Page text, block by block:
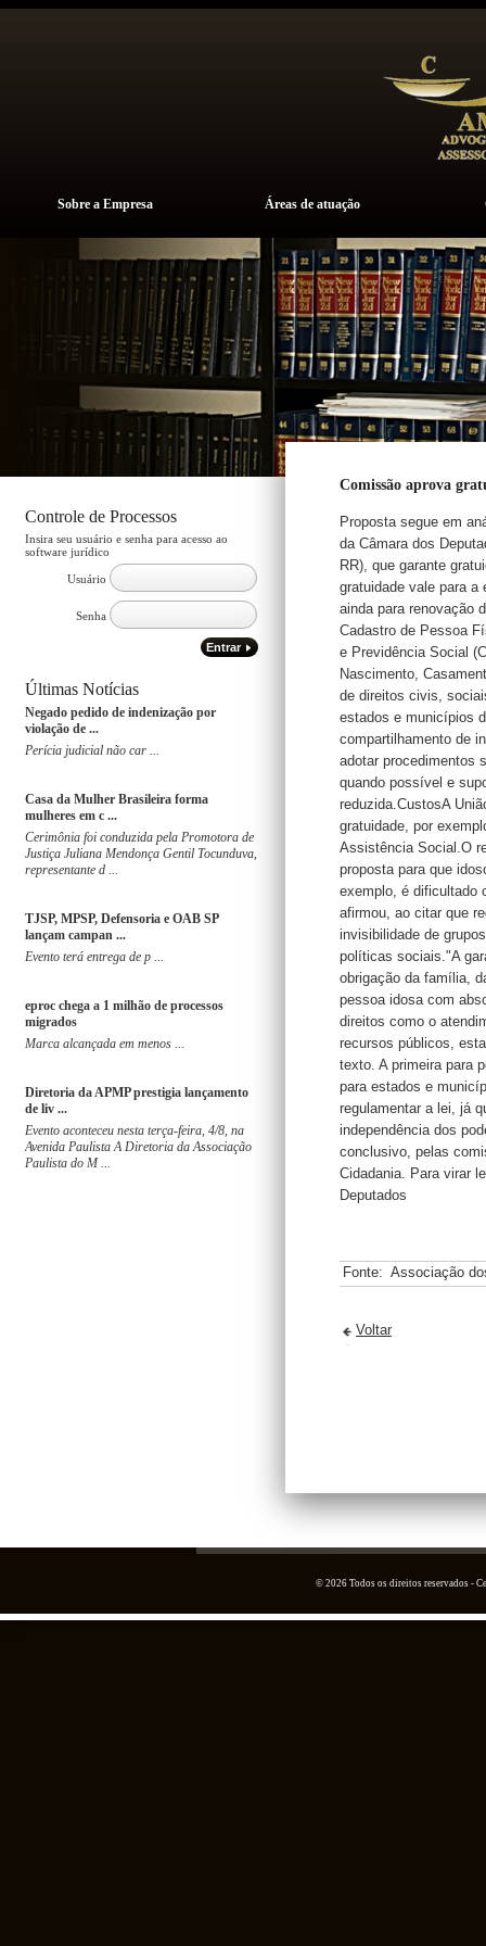
Sobre a Empresa Áreas de atuação
Controle de Processos
Insira seu usuário e senha para acesso ao
software jurídico
Usuário
Senha
Entrar
Últimas Notícias
Negado pedido de indenização por
violação de ...
Perícia judicial não car ...
Casa da Mulher Brasileira forma
mulheres em c ...
Cerimônia foi conduzida pela Promotora de
Justiça Juliana Mendonça Gentil Tocunduva,
representante d ...
TJSP, MPSP, Defensoria e OAB SP
lançam campan ...
Evento terá entrega de p ...
eproc chega a 1 milhão de processos
migrados
Marca alcançada em menos ...
Diretoria da APMP prestigia lançamento
de liv ...
Evento aconteceu nesta terça-feira, 4/8, na
Avenida Paulista A Diretoria da Associação
Paulista do M ...
Comissão aprova
Proposta segue em
da Câmara dos
RR), que garante
gratuidade vale para
ainda para renovação
Cadastro de Pessoa
e Previdência Social
Nascimento,
de direitos civis,
estados e municípios
compartilhamento de
adotar procedimentos
quando possível e
reduzida.CustosA
gratuidade, por
Assistência Social.O
proposta para que
exemplo, é dificultado
afirmou, ao citar que
invisibilidade de
políticas sociais."A
obrigação da família,
pessoa idosa com
direitos como o
recursos públicos,
texto. A primeira para
para estados e
regulamentar a lei, já
independência dos
conclusivo, pelas
Cidadania. Para virar
Deputados
Fonte: Associação
Voltar
© 2026 Todos os direitos reservados -